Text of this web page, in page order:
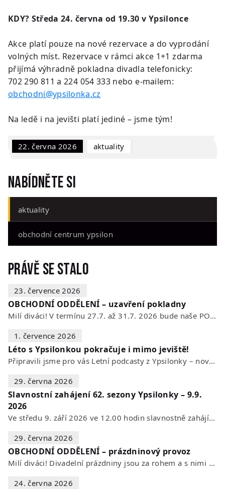
KDY? Středa 24. června od 19.30 v Ypsilonce
Akce platí pouze na nové rezervace a do vyprodání
volných míst. Rezervace v rámci akce 1+1 zdarma
přijímá výhradně pokladna divadla telefonicky:
702 290 811 a 224 054 333 nebo e-mailem:
obchodni@ypsilonka.cz
Na ledě i na jevišti platí jediné – jsme tým!
22. června 2026 Aktuality
Nabídněte si
aktuality
obchodní centrum ypsilon
Právě se stalo
23. července 2026
OBCHODNÍ ODDĚLENÍ – uzavření pokladny
Milí diváci! V termínu 27.7. až 31.7. 2026 bude naše POKLADNA z technických…
1. července 2026
Léto s Ypsilonkou pokračuje i mimo jeviště!
Připravili jsme pro vás Letní podcasty z Ypsilonky – novou sérii rozhovorů s…
29. června 2026
Slavnostní zahájení 62. sezony Ypsilonky – 9.9.
2026
Ve středu 9. září 2026 ve 12.00 hodin slavnostně zahájíme novou divadelní…
29. června 2026
OBCHODNÍ ODDĚLENÍ – prázdninový provoz
Milí diváci! Divadelní prázdniny jsou za rohem a s nimi se mění i otevírací…
24. června 2026